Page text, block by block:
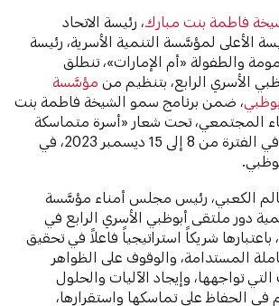
فاطمة بنت مبارك، رئيسة الاتحاد
الأعلى لمؤسَّسة التنمية الأسرية، رئيسة
والطفولة «أم الإمارات»، تنطلق
الأسري الرابع، بتنظيم من مؤسَّسة
، ضمن برنامج سمو الشيخة فاطمة بنت
المجتمعي، تحت شعار «أسرة متماسكة
مجتمع مستدام»، في الفترة من 8 إلى 15 ديسمبر 2023، في
الكعبي، رئيس مجلس أمناء مؤسَّسة
دور ملتقى أبوظبي الأسري الرابع في
باعتبارها شريكاً استراتيجياً فاعلاً في تحقيق
المستدامة، والوقوف على الظواهر
تواجهها، وإيجاد الآليات والحلول
في الحفاظ على تماسكها واستقرارها،